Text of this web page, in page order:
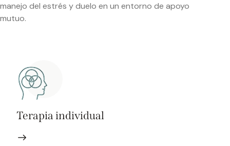
manejo del estrés y duelo en un entorno de apoyo
mutuo.
Terapia individual